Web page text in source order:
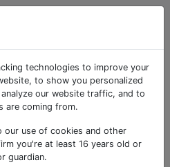
quality»
und zum Erreichen einer
Bitte fügen Sie Fotos Ihres
technologies to improve your
to show you personalized
our website traffic, and to
are coming from.
our use of cookies and other
you're at least 16 years old or
guardian.